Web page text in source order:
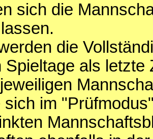
sich die
die
Spieltage als letzte
sich im